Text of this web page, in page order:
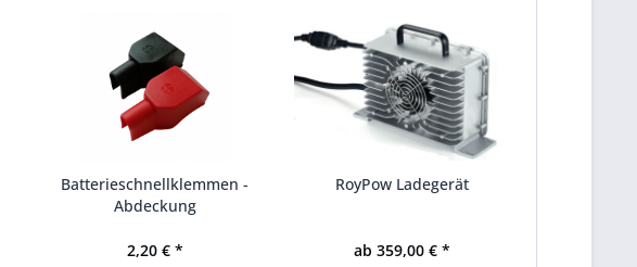
Batterieschnellklemmen -
Abdeckung
2,20 € *
RoyPow Ladegerät
ab 359,00 € *